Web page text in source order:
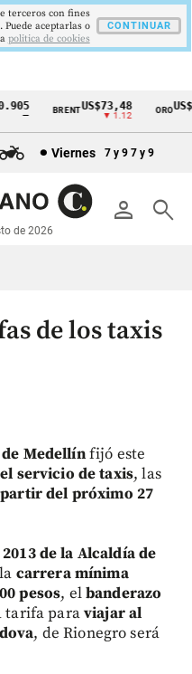
BRENTUS$73,48
▼ 1.12
ORO
Viernes 7 y 9 7 y 9
person search
de 2026
de los taxis
Medellínfijó este
servicio de taxis, las
del próximo 27
de la Alcaldía de
carrera mínima
pesos, elbanderazo
tarifa paraviajar al
, de Rionegro será
terceros con fines
aceptarlas o
politica de cookies
CONTINUAR